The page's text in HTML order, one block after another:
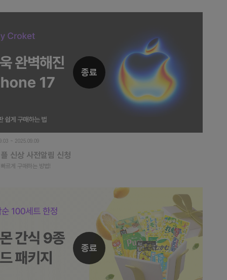
종료
~ 2025.09.09
신상 사전알림 신청
르게 구매하는 방법!
종료